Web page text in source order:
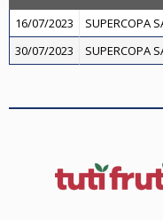
16/07/2023
SUPERCOPA
30/07/2023
SUPERCOPA